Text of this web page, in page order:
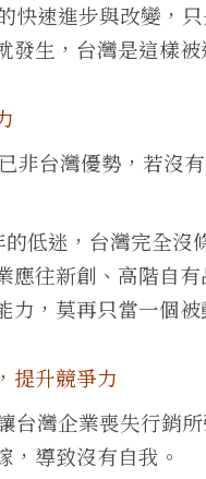
快速進步與改變，
生，台灣是這樣被
非台灣優勢，若沒
低迷，台灣完全沒
應往新創、高階自
力，莫再只當一個
提升競爭力
台灣企業喪失行銷
，導致沒有自我。